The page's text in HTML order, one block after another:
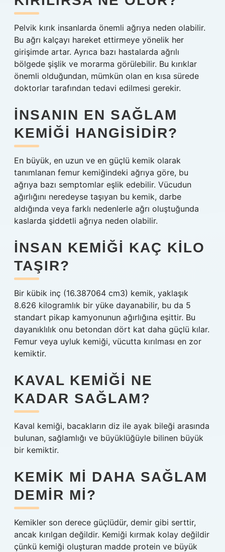
Pelvik kırık insanlarda önemli ağrıya neden olabilir.
Bu ağrı kalçayı hareket ettirmeye yönelik her
girişimde artar. Ayrıca bazı hastalarda ağrılı
bölgede şişlik ve morarma görülebilir. Bu kırıklar
önemli olduğundan, mümkün olan en kısa sürede
doktorlar tarafından tedavi edilmesi gerekir.
İNSANIN EN SAĞLAM
KEMIĞI HANGISIDIR?
En büyük, en uzun ve en güçlü kemik olarak
tanımlanan femur kemiğindeki ağrıya göre, bu
ağrıya bazı semptomlar eşlik edebilir. Vücudun
ağırlığını neredeyse taşıyan bu kemik, darbe
aldığında veya farklı nedenlerle ağrı oluştuğunda
kaslarda şiddetli ağrıya neden olabilir.
İNSAN KEMIĞI KAÇ KILO
TAŞIR?
Bir kübik inç (16.387064 cm3) kemik, yaklaşık
8.626 kilogramlık bir yüke dayanabilir, bu da 5
standart pikap kamyonunun ağırlığına eşittir. Bu
dayanıklılık onu betondan dört kat daha güçlü kılar.
Femur veya uyluk kemiği, vücutta kırılması en zor
kemiktir.
KAVAL KEMIĞI NE
KADAR SAĞLAM?
Kaval kemiği, bacakların diz ile ayak bileği arasında
bulunan, sağlamlığı ve büyüklüğüyle bilinen büyük
bir kemiktir.
KEMIK MI DAHA SAĞLAM
DEMIR MI?
Kemikler son derece güçlüdür, demir gibi serttir,
ancak kırılgan değildir. Kemiği kırmak kolay değildir
çünkü kemiği oluşturan madde protein ve büyük